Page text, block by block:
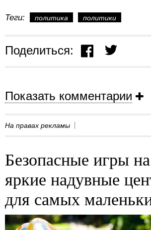
Теги: политика политики
Поделиться:
Показать комментарии
На правах рекламы
Безопасные игры
яркие надувные
для самых